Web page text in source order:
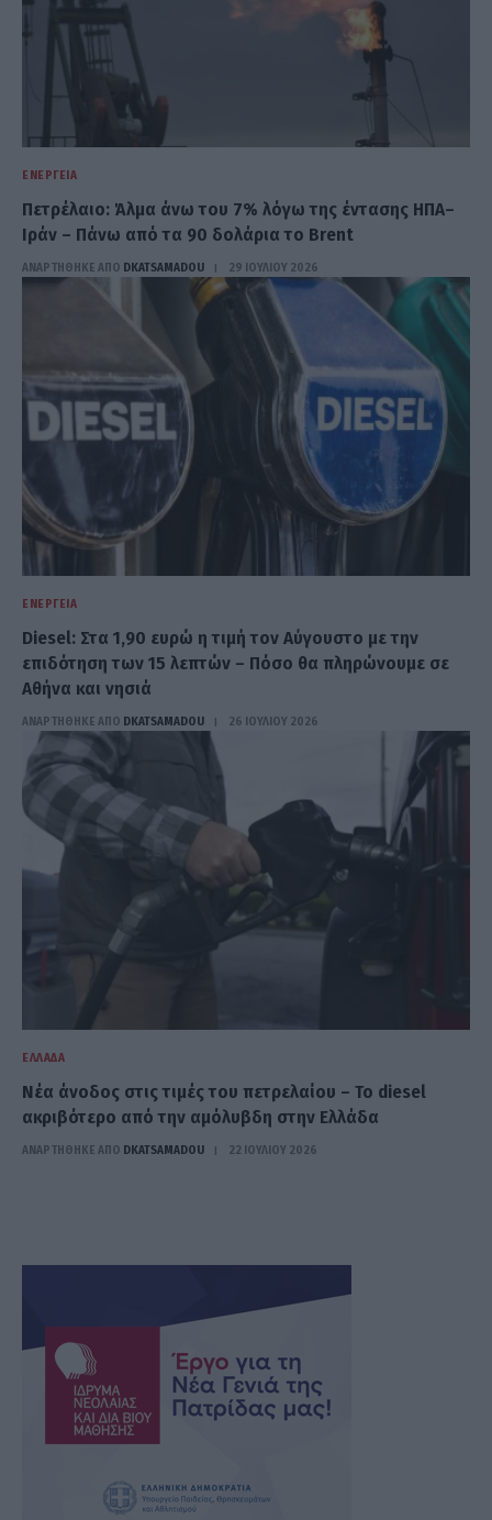
ΕΝΈΡΓΕΙΑ
Πετρέλαιο: Άλμα άνω του 7% λόγω της έντασης ΗΠΑ–
Ιράν – Πάνω από τα 90 δολάρια το Brent
ΑΝΑΡΤΗΘΗΚΕ ΑΠΟ DKATSAMADOU 29 ΙΟΥΛΊΟΥ 2026
ΕΝΈΡΓΕΙΑ
Diesel: Στα 1,90 ευρώ η τιμή τον Αύγουστο με την
επιδότηση των 15 λεπτών – Πόσο θα πληρώνουμε σε
Αθήνα και νησιά
ΑΝΑΡΤΗΘΗΚΕ ΑΠΟ DKATSAMADOU 26 ΙΟΥΛΊΟΥ 2026
ΕΛΛΆΔΑ
Νέα άνοδος στις τιμές του πετρελαίου – Το diesel
ακριβότερο από την αμόλυβδη στην Ελλάδα
ΑΝΑΡΤΗΘΗΚΕ ΑΠΟ DKATSAMADOU 22 ΙΟΥΛΊΟΥ 2026